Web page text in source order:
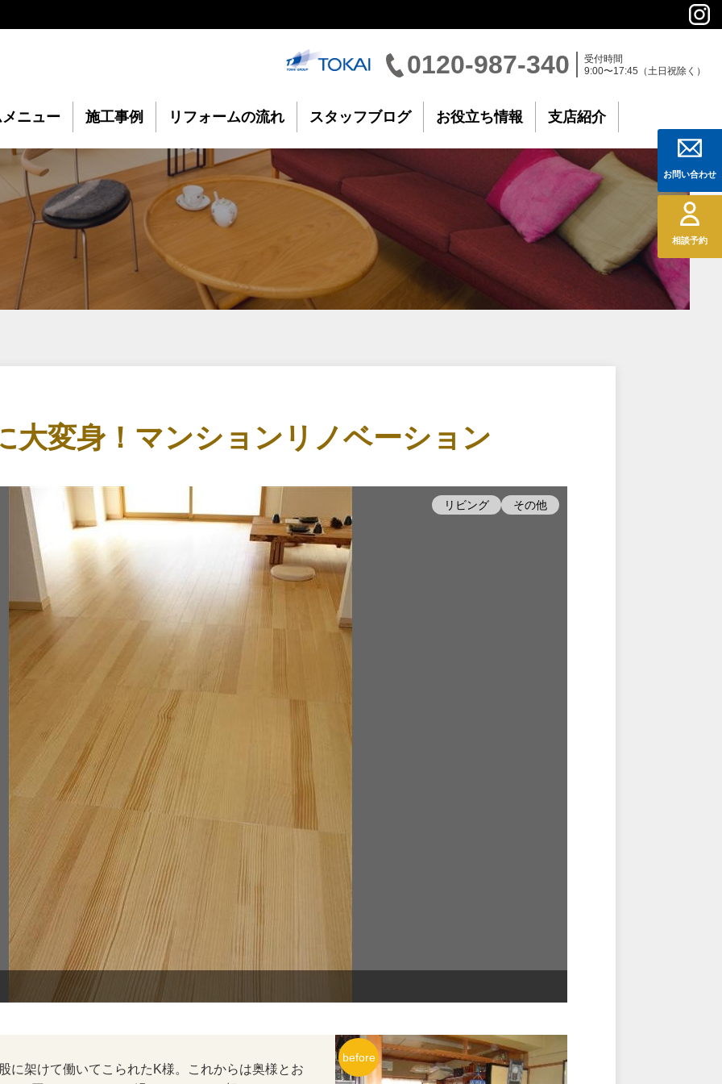
0120-987-340
受付時間
9:00〜17:45（土日祝除く）
ニュー 施工事例 リフォームの流れ スタッフブログ お役立ち情報 支店紹介
お問い合わせ
相談予約
大変身！マンションリノベーション
リビング その他
に架けて働いてこられたK様。これからは奥様とお